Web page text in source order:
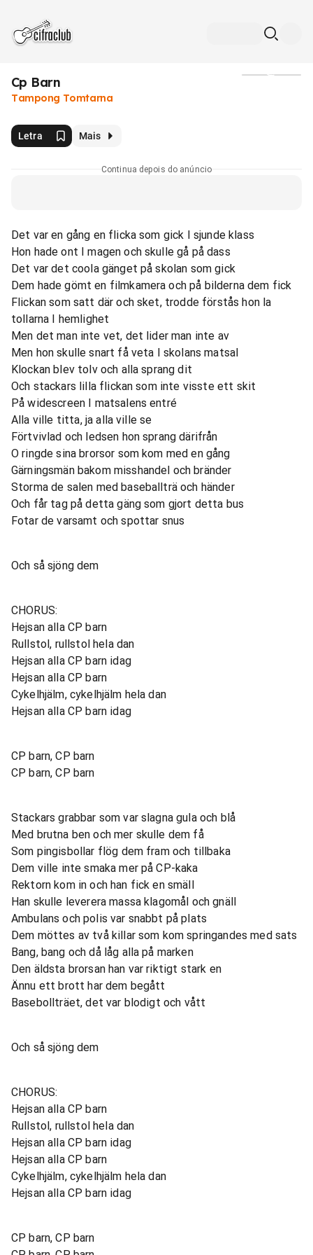
Cp Barn
Tampong Tomtarna
Letra Mais
Continua depois do anúncio
Det var en gång en flicka som gick I sjunde klass
Hon hade ont I magen och skulle gå på dass
Det var det coola gänget på skolan som gick
Dem hade gömt en filmkamera och på bilderna dem fick
Flickan som satt där och sket, trodde förstås hon la
tollarna I hemlighet
Men det man inte vet, det lider man inte av
Men hon skulle snart få veta I skolans matsal
Klockan blev tolv och alla sprang dit
Och stackars lilla flickan som inte visste ett skit
På widescreen I matsalens entré
Alla ville titta, ja alla ville se
Förtvivlad och ledsen hon sprang därifrån
O ringde sina brorsor som kom med en gång
Gärningsmän bakom misshandel och bränder
Storma de salen med baseballträ och händer
Och får tag på detta gäng som gjort detta bus
Fotar de varsamt och spottar snus
Och så sjöng dem
CHORUS:
Hejsan alla CP barn
Rullstol, rullstol hela dan
Hejsan alla CP barn idag
Hejsan alla CP barn
Cykelhjälm, cykelhjälm hela dan
Hejsan alla CP barn idag
CP barn, CP barn
CP barn, CP barn
Stackars grabbar som var slagna gula och blå
Med brutna ben och mer skulle dem få
Som pingisbollar flög dem fram och tillbaka
Dem ville inte smaka mer på CP-kaka
Rektorn kom in och han fick en smäll
Han skulle leverera massa klagomål och gnäll
Ambulans och polis var snabbt på plats
Dem möttes av två killar som kom springandes med sats
Bang, bang och då låg alla på marken
Den äldsta brorsan han var riktigt stark en
Ännu ett brott har dem begått
Basebollträet, det var blodigt och vått
Och så sjöng dem
CHORUS:
Hejsan alla CP barn
Rullstol, rullstol hela dan
Hejsan alla CP barn idag
Hejsan alla CP barn
Cykelhjälm, cykelhjälm hela dan
Hejsan alla CP barn idag
CP barn, CP barn